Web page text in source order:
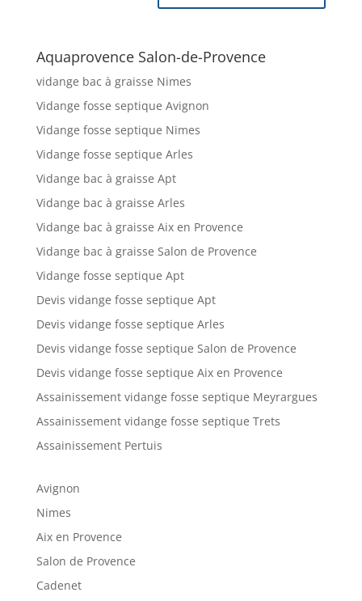
Aquaprovence Salon-de-Provence
vidange bac à graisse Nimes
Vidange fosse septique Avignon
Vidange fosse septique Nimes
Vidange fosse septique Arles
Vidange bac à graisse Apt
Vidange bac à graisse Arles
Vidange bac à graisse Aix en Provence
Vidange bac à graisse Salon de Provence
Vidange fosse septique Apt
Devis vidange fosse septique Apt
Devis vidange fosse septique Arles
Devis vidange fosse septique Salon de Provence
Devis vidange fosse septique Aix en Provence
Assainissement vidange fosse septique Meyrargues
Assainissement vidange fosse septique Trets
Assainissement Pertuis
Avignon
Nimes
Aix en Provence
Salon de Provence
Cadenet